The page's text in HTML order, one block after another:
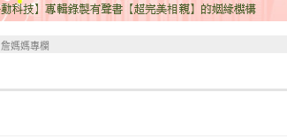
詹媽媽專欄